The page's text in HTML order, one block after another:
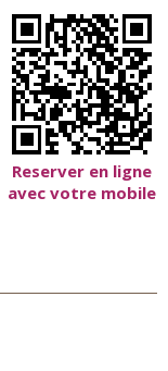
Reserver en ligne
avec votre mobile